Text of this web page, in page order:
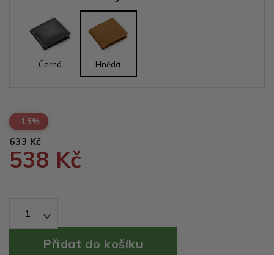
Černá Hnědá
-15%
633 Kč
538 Kč
1